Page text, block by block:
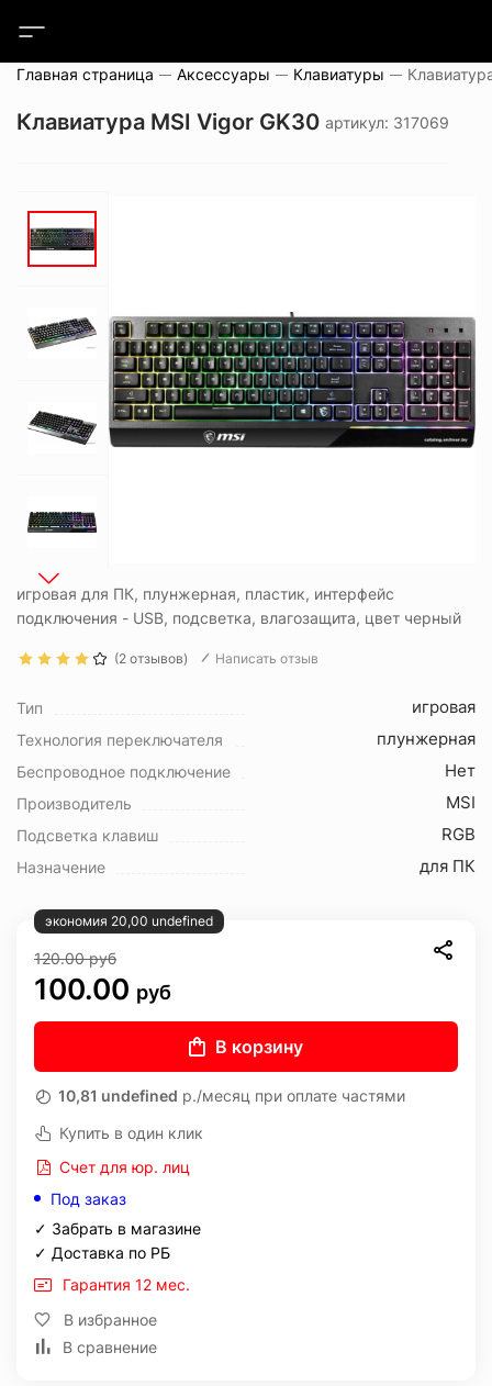
Главная страница Аксессуары Клавиатуры
Клавиатура MSI Vigor GK30 артикул: 317069
игровая для ПК, плунжерная, пластик, интерфейс
подключения - USB, подсветка, влагозащита, цвет черный
(2 отзывов) Написать отзыв
Тип игровая
Технология переключателя плунжерная
Беспроводное подключение Нет
Производитель MSI
Подсветка клавиш RGB
Назначение для ПК
экономия 20,00 undefined
120.00руб
100.00 руб
В корзину
10,81 undefined р./месяц при оплате частями
Купить в один клик
Счет для юр. лиц
Под заказ
✓ Забрать в магазине
✓ Доставка по РБ
Гарантия 12 мес.
В избранное
В сравнение